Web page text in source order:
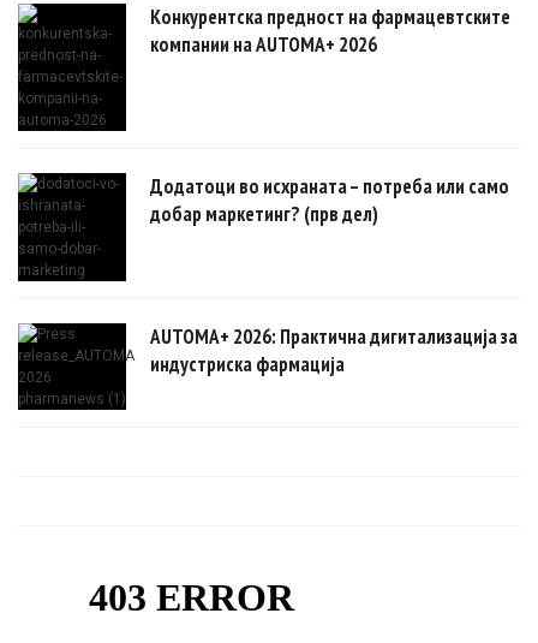
Конкурентска предност на фармацевтските
компании на AUTOMA+ 2026
Додатоци во исхраната – потреба или само
добар маркетинг? (прв дел)
AUTOMA+ 2026: Практична дигитализација за
индустриска фармација